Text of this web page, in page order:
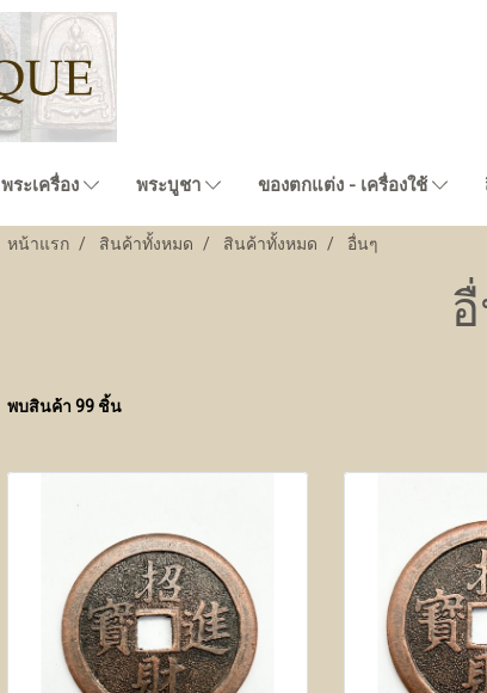
พระเครื่อง พระบูชา ของตกแต่ง - เครื่องใช้
หน้าแรก สินค้าทั้งหมด สินค้าทั้งหมด อื่นๆ
พบสินค้า 99 ชิ้น